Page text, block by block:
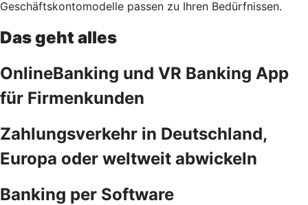
Geschäftskontomodelle passen zu Ihren Bedürfnissen.
Das geht alles
OnlineBanking und VR Banking App
für Firmenkunden
Zahlungsverkehr in Deutschland,
Europa oder weltweit abwickeln
Banking per Software